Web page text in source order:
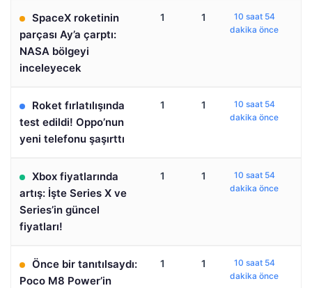
SpaceX roketinin
parçası Ay’a çarptı:
NASA bölgeyi
inceleyecek
1 1
10 saat 54
dakika önce
Roket fırlatılışında
test edildi! Oppo’nun
yeni telefonu şaşırttı
1 1
10 saat 54
dakika önce
Xbox fiyatlarında
artış: İşte Series X ve
Series’in güncel
fiyatları!
1 1
10 saat 54
dakika önce
Önce bir tanıtılsaydı:
Poco M8 Power’in
1 1
10 saat 54
dakika önce